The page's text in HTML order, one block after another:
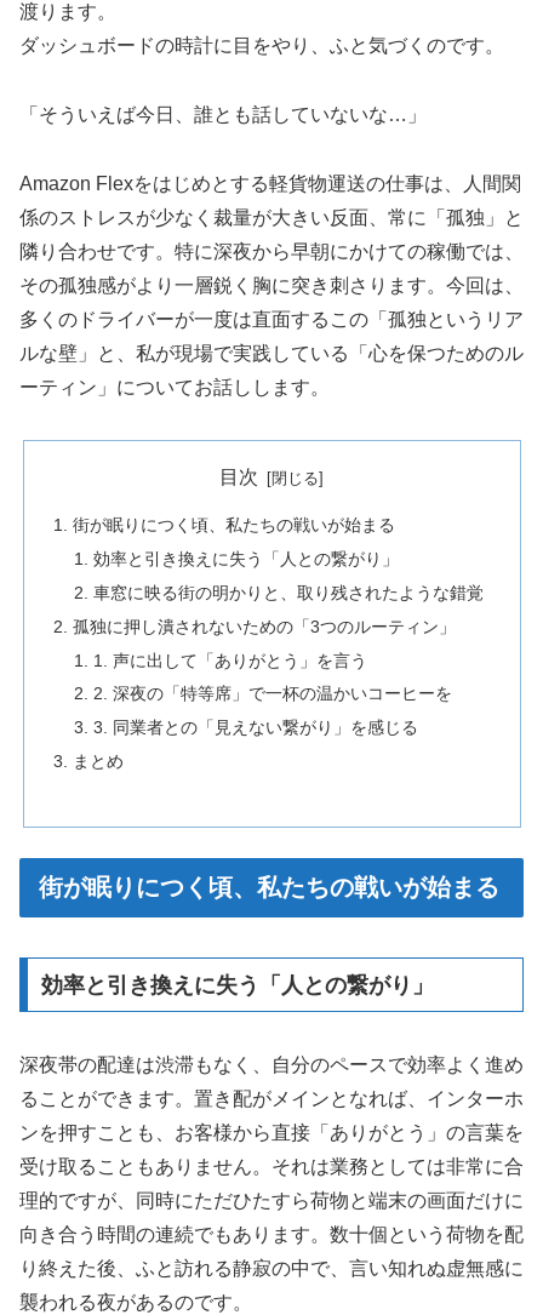
渡ります。
ダッシュボードの時計に目をやり、ふと気づくのです。
「そういえば今日、誰とも話していないな…」
Amazon Flexをはじめとする軽貨物運送の仕事は、人間関
係のストレスが少なく裁量が大きい反面、常に「孤独」と
隣り合わせです。特に深夜から早朝にかけての稼働では、
その孤独感がより一層鋭く胸に突き刺さります。今回は、
多くのドライバーが一度は直面するこの「孤独というリア
ルな壁」と、私が現場で実践している「心を保つためのル
ーティン」についてお話しします。
目次
街が眠りにつく頃、私たちの戦いが始まる
効率と引き換えに失う「人との繋がり」
車窓に映る街の明かりと、取り残されたような錯覚
孤独に押し潰されないための「3つのルーティン」
1. 声に出して「ありがとう」を言う
2. 深夜の「特等席」で一杯の温かいコーヒーを
3. 同業者との「見えない繋がり」を感じる
まとめ
街が眠りにつく頃、私たちの戦いが始まる
効率と引き換えに失う「人との繋がり」
深夜帯の配達は渋滞もなく、自分のペースで効率よく進め
ることができます。置き配がメインとなれば、インターホ
ンを押すことも、お客様から直接「ありがとう」の言葉を
受け取ることもありません。それは業務としては非常に合
理的ですが、同時にただひたすら荷物と端末の画面だけに
向き合う時間の連続でもあります。数十個という荷物を配
り終えた後、ふと訪れる静寂の中で、言い知れぬ虚無感に
襲われる夜があるのです。